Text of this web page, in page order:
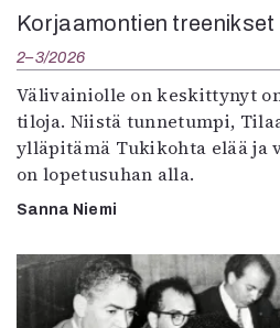
Korjaamontien treenikset
2–3/2026
Välivainiolle on keskittynyt
tiloja. Niistä tunnetumpi,
ylläpitämä Tukikohta elää ja
on lopetusuhan alla.
Sanna Niemi